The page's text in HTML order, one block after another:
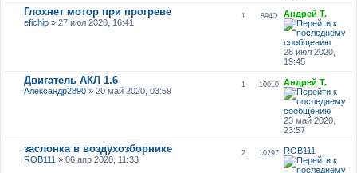
Глохнет мотор при прогреве
efichip» 27 июл 2020, 16:41
1 8940 Андрей Т.
28 июл 2020,
19:45
Двигатель АКЛ 1.6
Александр2890» 20 май 2020, 03:59
1 10010 Андрей Т.
23 май 2020,
23:57
заслонка в воздухозборнике
ROB111 » 06 апр 2020, 11:33
2 10297 ROB111